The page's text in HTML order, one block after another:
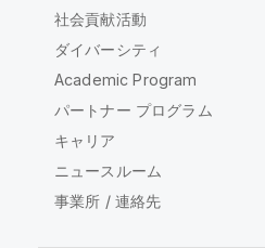
社会貢献活動
ダイバーシティ
Academic Program
パートナー プログラム
キャリア
ニュースルーム
事業所 / 連絡先